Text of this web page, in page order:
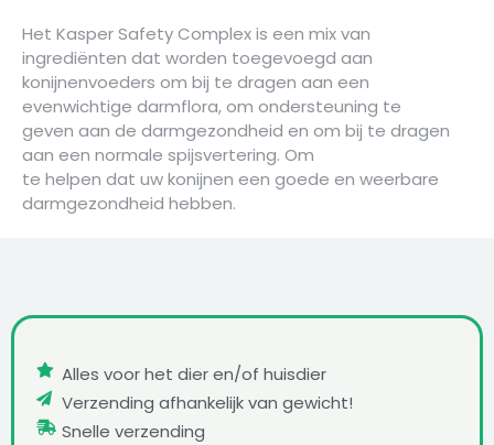
Het Kasper Safety Complex is een mix van
ingrediënten dat worden toegevoegd aan
konijnenvoeders om bij te dragen aan een
evenwichtige darmflora, om ondersteuning te
geven aan de darmgezondheid en om bij te dragen
aan een normale spijsvertering. Om
te helpen dat uw konijnen een goede en weerbare
darmgezondheid hebben.
Alles voor het dier en/of huisdier
Verzending afhankelijk van gewicht!
Snelle verzending